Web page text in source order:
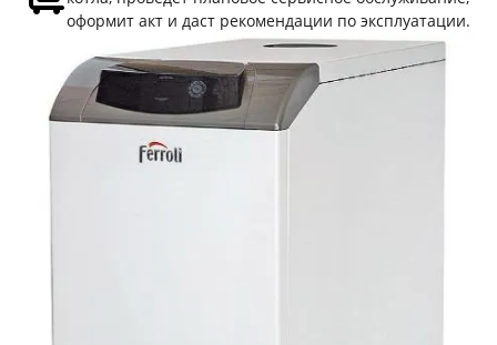
оформит акт и даст рекомендации по эксплуатации.